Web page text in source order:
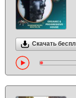
Скачать